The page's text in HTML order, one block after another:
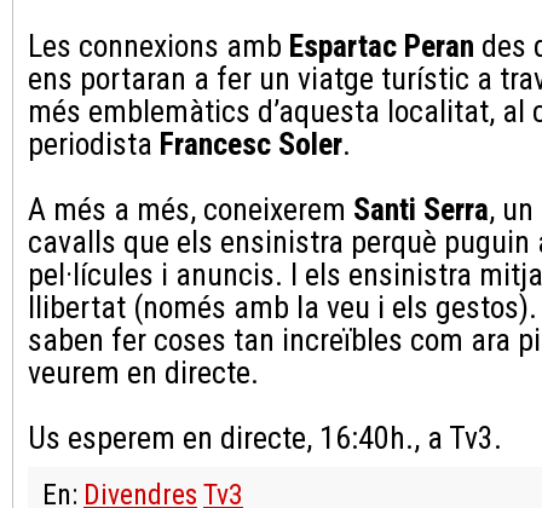
Les connexions amb Espartac Peran des
ens portaran a fer un viatge turístic a
més emblemàtics d’aquesta localitat, al
periodista Francesc Soler.
A més a més, coneixerem Santi Serra,
cavalls que els ensinistra perquè puguin
pel·lícules i anuncis. I els ensinistra
llibertat (només amb la veu i els
saben fer coses tan increïbles com ara
veurem en directe.
Us esperem en directe, 16:40h., a Tv3.
En: Divendres Tv3